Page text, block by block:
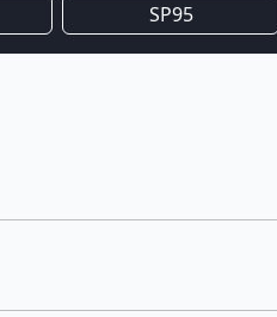
SP95